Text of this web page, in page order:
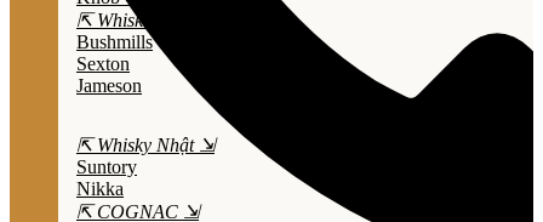
⇱ Whiskey Ailen ⇲
Bushmills
Sexton
Jameson
⇱ Whisky Nhật ⇲
Suntory
Nikka
⇱ COGNAC ⇲